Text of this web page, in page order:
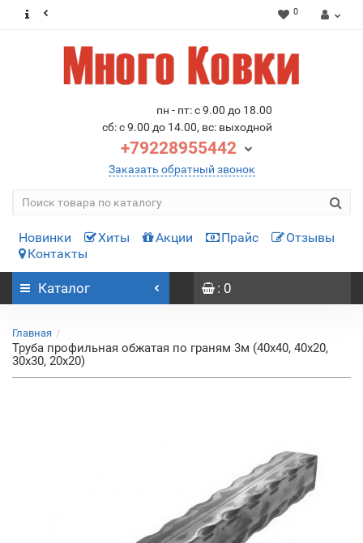
0
пн - пт: с 9.00 до 18.00
сб: с 9.00 до 14.00, вс: выходной
+79228955442
Заказать обратный звонок
Новинки Хиты Акции Прайс
Отзывы
Контакты
Каталог : 0
Главная
Труба профильная обжатая по граням 3м (40х40, 40х20,
30х30, 20х20)